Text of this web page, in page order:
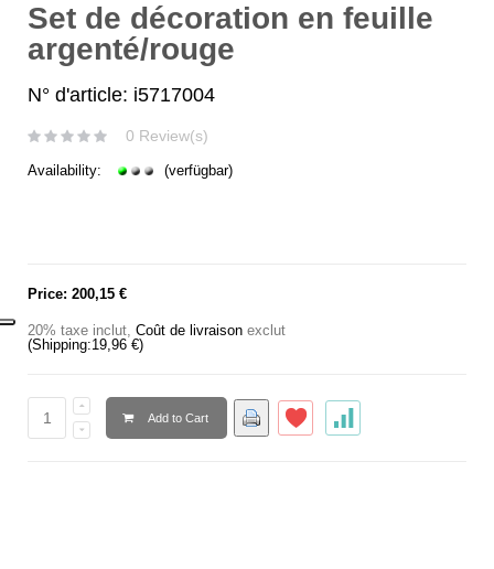
Set de décoration en feuille
argenté/rouge
N° d'article: i5717004
0 Review(s)
Availability: (verfügbar)
Price: 200,15 €
20% taxe inclut, Coût de livraison exclut
(Shipping:19,96 €)
Add to Cart